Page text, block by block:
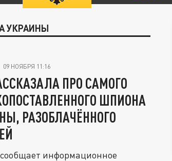
УКРАИНЫ
09 НОЯБРЯ 11:16
ПРО САМОГО
ШПИОНА
РАЗОБЛАЧЁННОГО
информационное